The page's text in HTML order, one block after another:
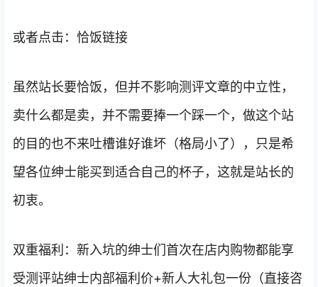
或者点击：恰饭链接
虽然站长要恰饭，但并不影响测评文章的中立性，
卖什么都是卖，并不需要捧一个踩一个，做这个站
的目的也不来吐槽谁好谁坏（格局小了），只是希
望各位绅士能买到适合自己的杯子，这就是站长的
初衷。
双重福利：新入坑的绅士们首次在店内购物都能享
受测评站绅士内部福利价+新人大礼包一份（直接咨